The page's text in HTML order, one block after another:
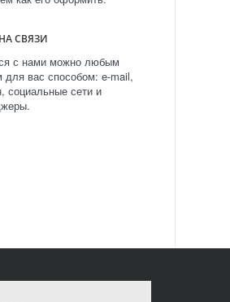
СВЯЗИ
с нами можно любым
для вас способом: e-mail,
социальные сети и